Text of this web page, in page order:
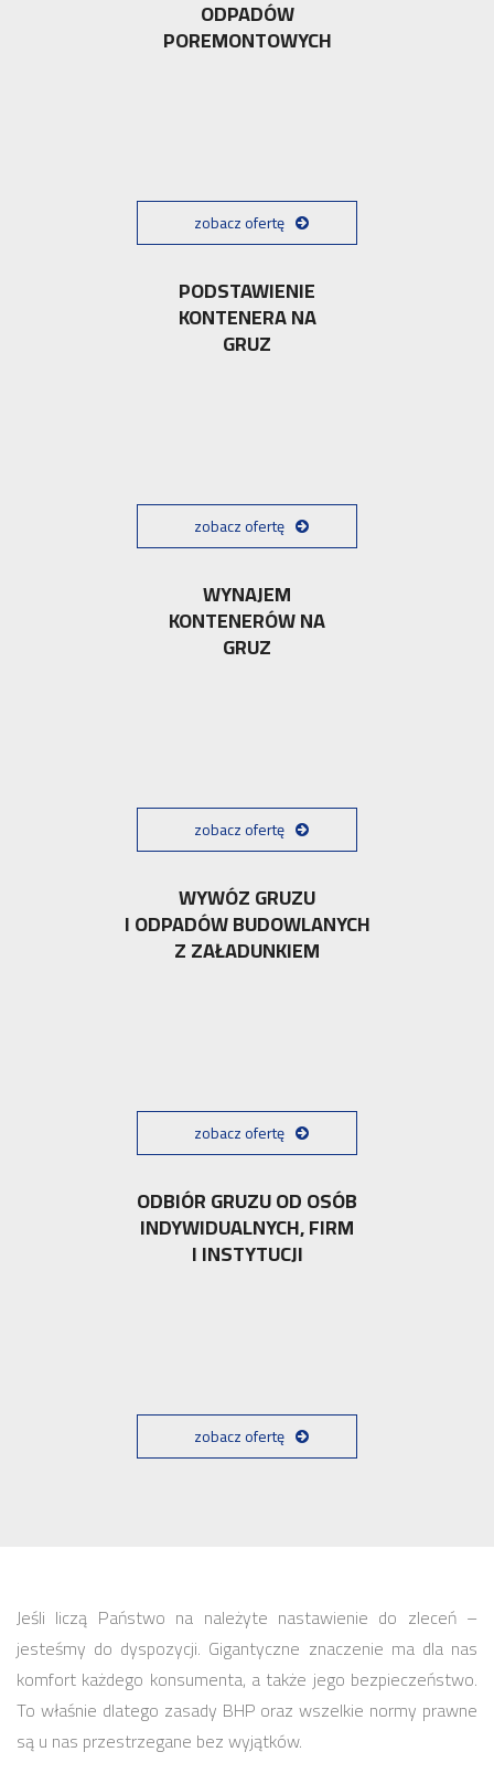
ODPADÓW
POREMONTOWYCH
zobacz ofertę
PODSTAWIENIE
KONTENERA NA
GRUZ
zobacz ofertę
WYNAJEM
KONTENERÓW NA
GRUZ
zobacz ofertę
WYWÓZ GRUZU
I ODPADÓW BUDOWLANYCH
Z ZAŁADUNKIEM
zobacz ofertę
ODBIÓR GRUZU OD OSÓB
INDYWIDUALNYCH, FIRM
I INSTYTUCJI
zobacz ofertę
Jeśli liczą Państwo na należyte nastawienie do zleceń –
jesteśmy do dyspozycji. Gigantyczne znaczenie ma dla nas
komfort każdego konsumenta, a także jego bezpieczeństwo.
To właśnie dlatego zasady BHP oraz wszelkie normy prawne
są u nas przestrzegane bez wyjątków.